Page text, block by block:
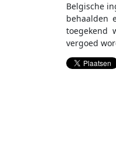
Belgische
behaalden
toegekend
vergoed